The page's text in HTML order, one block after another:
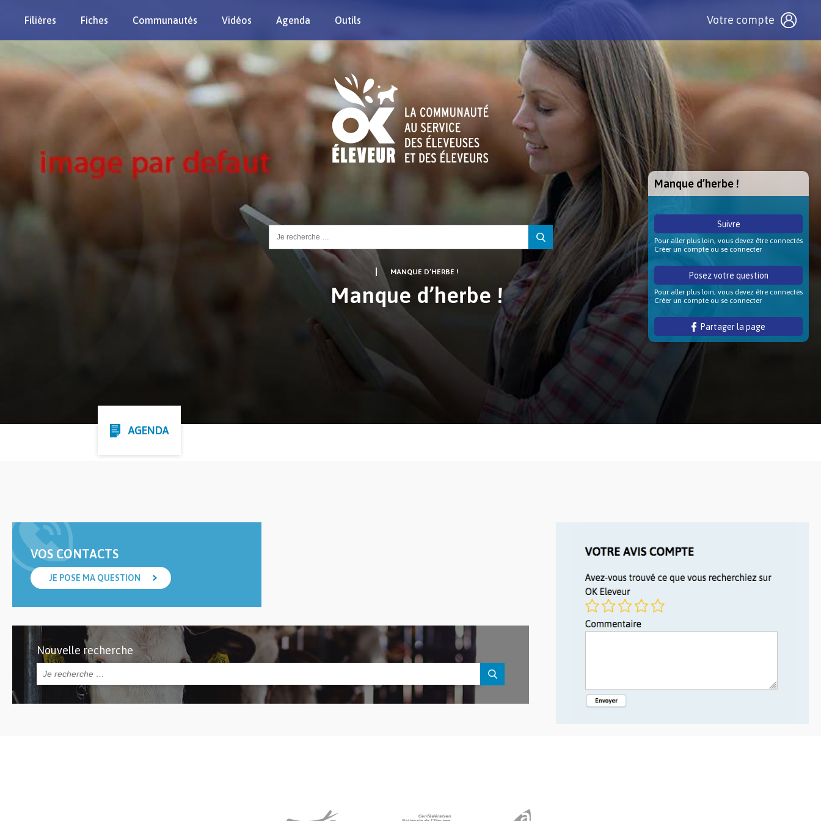
Filières Fiches Communautés Vidéos Agenda Outils Votre compte
Rechercher :
MANQUE D’HERBE !
Manque d’herbe !
AGENDA
VOS CONTACTS
JE POSE MA QUESTION
Nouvelle recherche
Manque d’herbe !
Suivre
Pour aller plus loin, vous devez être connectés
Créer un compte ou se connecter
Posez votre question
Pour aller plus loin, vous devez être connectés
Créer un compte ou se connecter
Partager la page